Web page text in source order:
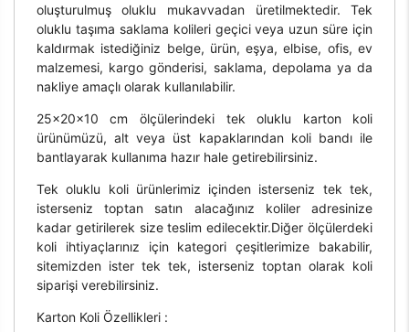
oluşturulmuş oluklu mukavvadan üretilmektedir. Tek
oluklu taşıma saklama kolileri geçici veya uzun süre için
kaldırmak istediğiniz belge, ürün, eşya, elbise, ofis, ev
malzemesi, kargo gönderisi, saklama, depolama ya da
nakliye amaçlı olarak kullanılabilir.
25x20x10 cm ölçülerindeki tek oluklu karton koli
ürünümüzü, alt veya üst kapaklarından koli bandı ile
bantlayarak kullanıma hazır hale getirebilirsiniz.
Tek oluklu koli ürünlerimiz içinden isterseniz tek tek,
isterseniz toptan satın alacağınız koliler adresinize
kadar getirilerek size teslim edilecektir.Diğer ölçülerdeki
koli ihtiyaçlarınız için kategori çeşitlerimize bakabilir,
sitemizden ister tek tek, isterseniz toptan olarak koli
siparişi verebilirsiniz.
Karton Koli Özellikleri :